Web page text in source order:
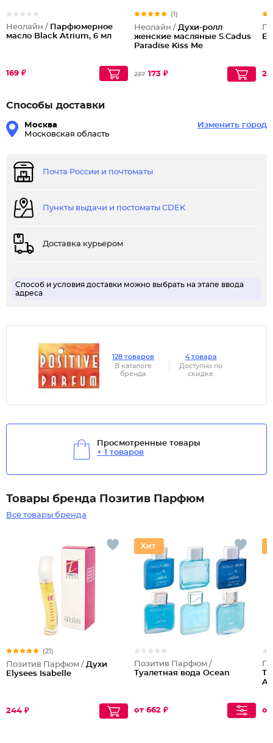
Неолайн / Парфюмерное
масло Black Atrium, 6 мл
169 ₽
(1)
Неолайн / Духи-ролл
женские масляные S.Cadus
Paradise Kiss Me
237 173 ₽
Способы доставки
Москва
Московская область
Изменить город
Почта России и почтоматы
Пункты выдачи и постоматы CDEK
Доставка курьером
Способ и условия доставки можно выбрать на этапе ввода
адреса
128 товаров
В каталоге
бренда
4 товара
Доступно по
скидке
Просмотренные товары
+ 1 товаров
Товары бренда Позитив Парфюм
Все товары бренда
(21)
Позитив Парфюм / Духи
Elysees Isabelle
244 ₽
Позитив Парфюм /
Туалетная вода Ocean
от 662 ₽